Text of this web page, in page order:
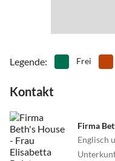
Legende: Frei
Kontakt
Firma
Englisch